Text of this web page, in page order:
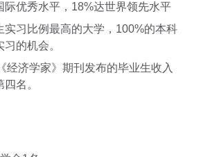
际优秀水平，18%达世界领先水平
实习比例最高的大学，100%的本科
的机会。
经济学家》期刊发布的毕业生收入
名。